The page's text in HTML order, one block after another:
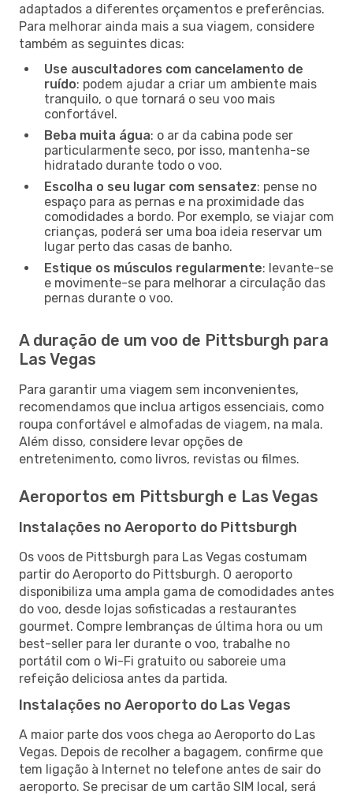
adaptados a diferentes orçamentos e preferências.
Para melhorar ainda mais a sua viagem, considere
também as seguintes dicas:
Use auscultadores com cancelamento de
ruído: podem ajudar a criar um ambiente mais
tranquilo, o que tornará o seu voo mais
confortável.
Beba muita água: o ar da cabina pode ser
particularmente seco, por isso, mantenha-se
hidratado durante todo o voo.
Escolha o seu lugar com sensatez: pense no
espaço para as pernas e na proximidade das
comodidades a bordo. Por exemplo, se viajar com
crianças, poderá ser uma boa ideia reservar um
lugar perto das casas de banho.
Estique os músculos regularmente: levante-se
e movimente-se para melhorar a circulação das
pernas durante o voo.
A duração de um voo de Pittsburgh para
Las Vegas
Para garantir uma viagem sem inconvenientes,
recomendamos que inclua artigos essenciais, como
roupa confortável e almofadas de viagem, na mala.
Além disso, considere levar opções de
entretenimento, como livros, revistas ou filmes.
Aeroportos em Pittsburgh e Las Vegas
Instalações no Aeroporto do Pittsburgh
Os voos de Pittsburgh para Las Vegas costumam
partir do Aeroporto do Pittsburgh. O aeroporto
disponibiliza uma ampla gama de comodidades antes
do voo, desde lojas sofisticadas a restaurantes
gourmet. Compre lembranças de última hora ou um
best-seller para ler durante o voo, trabalhe no
portátil com o Wi-Fi gratuito ou saboreie uma
refeição deliciosa antes da partida.
Instalações no Aeroporto do Las Vegas
A maior parte dos voos chega ao Aeroporto do Las
Vegas. Depois de recolher a bagagem, confirme que
tem ligação à Internet no telefone antes de sair do
aeroporto. Se precisar de um cartão SIM local, será